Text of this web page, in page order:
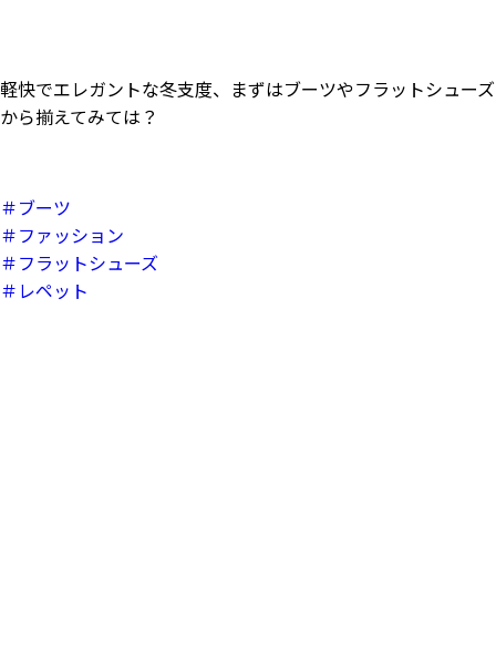
軽快でエレガントな冬支度、まずはブーツやフラットシューズ
から揃えてみては？
＃ブーツ
＃ファッション
＃フラットシューズ
＃レペット